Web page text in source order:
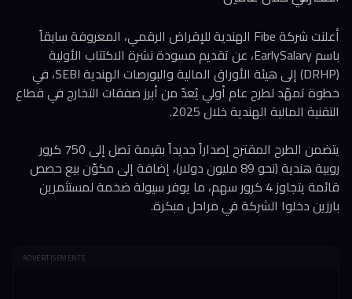
أعلنت شركة Fibe الهندية للإقراض الرقمي، المعروفة سابقاً
باسم EarlySalary، عن تقديم مسودة نشرة الاكتتاب الأولية
(DRHP) إلى هيئة الأوراق المالية والبورصات الهندية SEBI، في
خطوة تمهّد لطرح عام أولي يُعدّ من أبرز صفقات التخارج في قطاع
التقنية المالية الهندية خلال 2025.
يتضمن الطرح المقترح إصداراً جديداً بقيمة تصل إلى 750 كرور
روبية هندية (نحو 89 مليون دولار)، إضافة إلى مكوّن بيع حصص
قائمة يتجاوز 4 كرور سهم، ما يوفر سيولة ضخمة لمستثمرين
بارزين دخلوا الشركة في مراحل مبكرة.
ADVERTISEMENTS